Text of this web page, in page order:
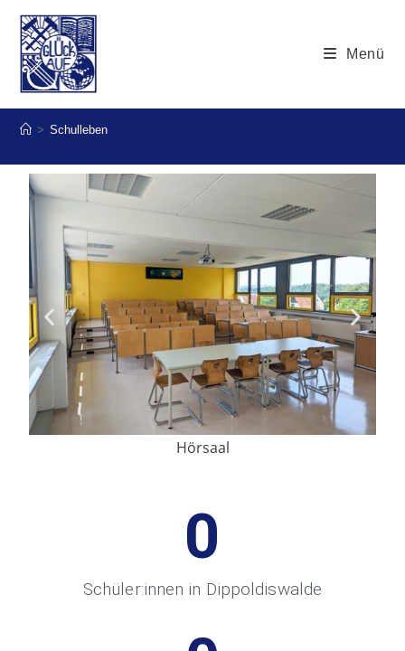
Menü
> Schulleben
Hörsaal
Schüler:innen in Dippoldiswalde
0